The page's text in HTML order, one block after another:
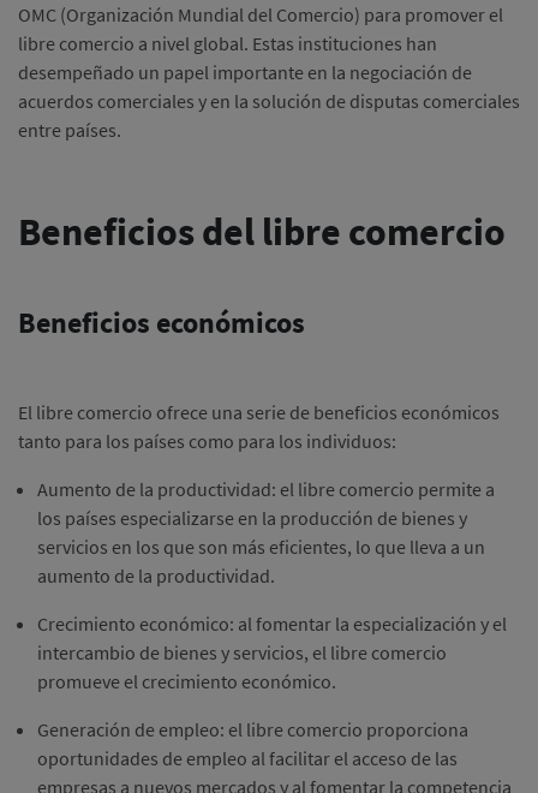
OMC (Organización Mundial del Comercio) para promover el
libre comercio a nivel global. Estas instituciones han
desempeñado un papel importante en la negociación de
acuerdos comerciales y en la solución de disputas comerciales
entre países.
Beneficios del libre comercio
Beneficios económicos
El libre comercio ofrece una serie de beneficios económicos
tanto para los países como para los individuos:
Aumento de la productividad: el libre comercio permite a
los países especializarse en la producción de bienes y
servicios en los que son más eficientes, lo que lleva a un
aumento de la productividad.
Crecimiento económico: al fomentar la especialización y el
intercambio de bienes y servicios, el libre comercio
promueve el crecimiento económico.
Generación de empleo: el libre comercio proporciona
oportunidades de empleo al facilitar el acceso de las
empresas a nuevos mercados y al fomentar la competencia